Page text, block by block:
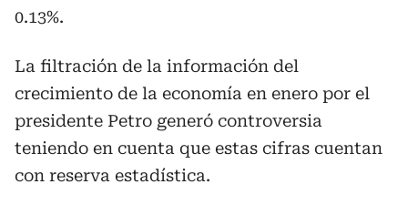
0.13%.
La filtración de la información del
crecimiento de la economía en enero por el
presidente Petro generó controversia
teniendo en cuenta que estas cifras cuentan
con reserva estadística.